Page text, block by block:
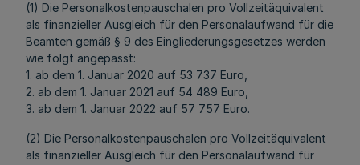
(1) Die Personalkostenpauschalen pro Vollzeitäquivalent
als finanzieller Ausgleich für den Personalaufwand für die
Beamten gemäß § 9 des Eingliederungsgesetzes werden
wie folgt angepasst:
1. ab dem 1. Januar 2020 auf 53 737 Euro,
2. ab dem 1. Januar 2021 auf 54 489 Euro,
3. ab dem 1. Januar 2022 auf 57 757 Euro.
(2) Die Personalkostenpauschalen pro Vollzeitäquivalent
als finanzieller Ausgleich für den Personalaufwand für